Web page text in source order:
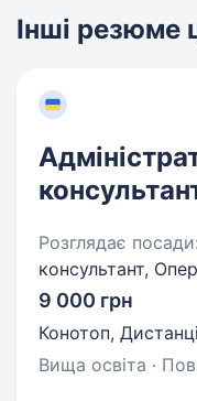
Інші резюме
Розглядає посади:
консультант,
9 000 грн
Конотоп,
Вища освіта ·